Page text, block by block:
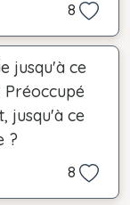
8
jusqu'à ce
jusqu'à ce
?
8